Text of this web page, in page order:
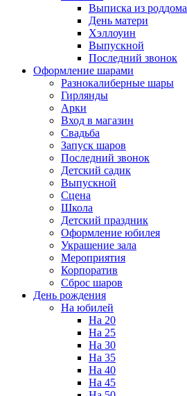
Выписка из роддома
День матери
Хэллоуин
Выпускной
Последний звонок
Оформление шарами
Разнокалиберные шары
Гирлянды
Арки
Вход в магазин
Свадьба
Запуск шаров
Последний звонок
Детский садик
Выпускной
Сцена
Школа
Детский праздник
Оформление юбилея
Украшение зала
Мероприятия
Корпоратив
Сброс шаров
День рождения
На юбилей
На 20
На 25
На 30
На 35
На 40
На 45